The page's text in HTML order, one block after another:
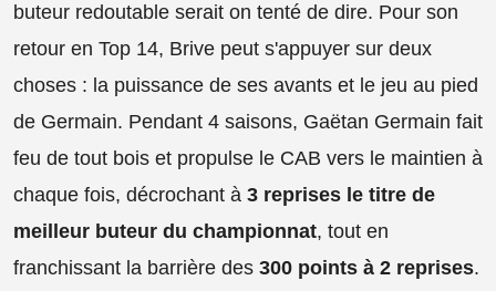
buteur redoutable serait on tenté de dire. Pour son
retour en Top 14, Brive peut s'appuyer sur deux
choses : la puissance de ses avants et le jeu au pied
de Germain. Pendant 4 saisons, Gaëtan Germain fait
feu de tout bois et propulse le CAB vers le maintien à
chaque fois, décrochant à 3 reprises le titre de
meilleur buteur du championnat, tout en
franchissant la barrière des 300 points à 2 reprises.